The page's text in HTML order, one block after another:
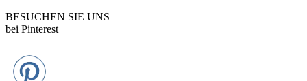
BESUCHEN SIE UNS
bei Pinterest